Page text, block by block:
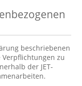
beschriebenen
zu
der JET-